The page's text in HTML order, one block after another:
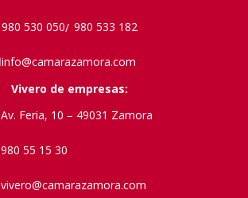
980 530 050/ 980 533 182
info@camarazamora.com
Vivero de empresas:
Av. Feria, 10 – 49031 Zamora
980 55 15 30
vivero@camarazamora.com